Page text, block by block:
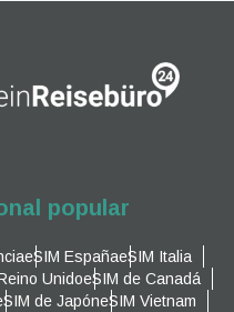
popular
eSIM EspañaeSIM Italia
UnidoeSIM de Canadá
de JapóneSIM Vietnam